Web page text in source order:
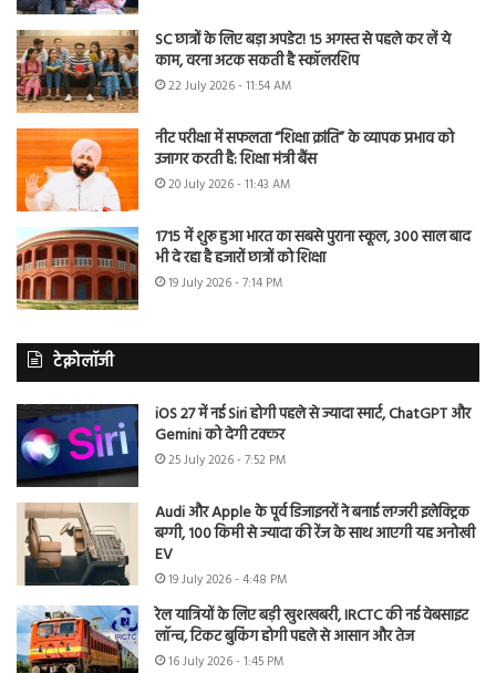
SC छात्रों के लिए बड़ा अपडेट! 15 अगस्त से पहले कर लें ये
काम, वरना अटक सकती है स्कॉलरशिप
22 July 2026 - 11:54 AM
नीट परीक्षा में सफलता “शिक्षा क्रांति” के व्यापक प्रभाव को
उजागर करती है: शिक्षा मंत्री बैंस
20 July 2026 - 11:43 AM
1715 में शुरू हुआ भारत का सबसे पुराना स्कूल, 300 साल बाद
भी दे रहा है हजारों छात्रों को शिक्षा
19 July 2026 - 7:14 PM
टेक्नोलॉजी
iOS 27 में नई Siri होगी पहले से ज्यादा स्मार्ट, ChatGPT और
Gemini को देगी टक्कर
25 July 2026 - 7:52 PM
Audi और Apple के पूर्व डिजाइनरों ने बनाई लग्जरी इलेक्ट्रिक
बग्गी, 100 किमी से ज्यादा की रेंज के साथ आएगी यह अनोखी
EV
19 July 2026 - 4:48 PM
रेल यात्रियों के लिए बड़ी खुशखबरी, IRCTC की नई वेबसाइट
लॉन्च, टिकट बुकिंग होगी पहले से आसान और तेज
16 July 2026 - 1:45 PM